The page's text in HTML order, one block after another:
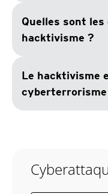
Quelles sont les
hacktivisme ?
Le hacktivisme
cyberterrorisme